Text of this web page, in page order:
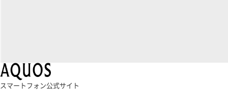
スマートフォン公式サイト